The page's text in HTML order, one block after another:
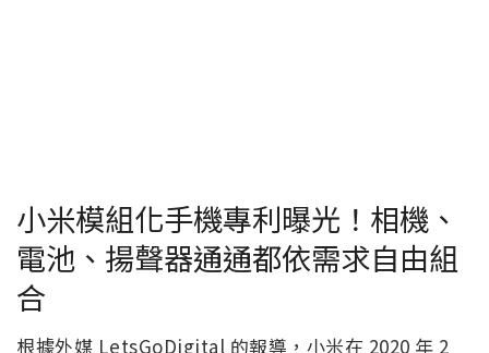
小米模組化手機專利曝光！相機、
電池、揚聲器通通都依需求自由組
合
根據外媒 LetsGoDigital 的報導，小米在 2020 年 2